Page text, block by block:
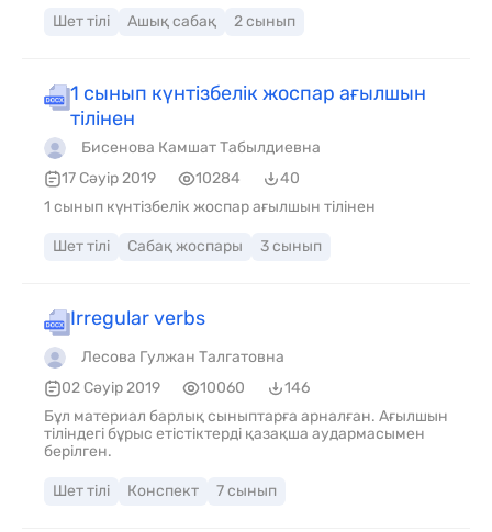
дамытады.жаңартылған бағдарламаға сай
Шет тілі Ашық сабақ 2 сынып
1 сынып күнтізбелік жоспар ағылшын
тілінен
Бисенова Камшат Табылдиевна
17 Сәуір 2019
10284
40
1 сынып күнтізбелік жоспар ағылшын тілінен
Шет тілі Сабақ жоспары 3 сынып
Irregular verbs
Лесова Гулжан Талгатовна
02 Сәуір 2019
10060
146
Бұл материал барлық сыныптарға арналған. Ағылшын
тіліндегі бұрыс етістіктерді қазақша аудармасымен
берілген.
Шет тілі Конспект 7 сынып